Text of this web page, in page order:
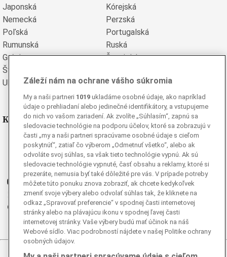
Japonská
Kórejská
Nemecká
Perzská
Poľská
Portugalská
Rumunská
Ruská
Grécka
Španielska
Švédska
Ukrajinská
Vietnamská
Kde nás nájdete
Facebook
Instagram
Ganjing
Youtube
Twitter
Telegram
RSS
Záleží nám na ochrane vášho súkromia
My a naši partneri 1019 ukladáme osobné údaje, ako napríklad
údaje o prehliadaní alebo jedinečné identifikátory, a vstupujeme
do nich vo vašom zariadení. Ak zvolíte „Súhlasím“, zapnú sa
sledovacie technológie na podporu účelov, ktoré sa zobrazujú v
časti „my a naši partneri spracúvame osobné údaje s cieľom
poskytnúť“, zatiaľ čo výberom „Odmetnuť všetko“, alebo ak
odvoláte svoj súhlas, sa však tieto technológie vypnú. Ak sú
sledovacie technológie vypnuté, časť obsahu a reklamy, ktoré si
prezeráte, nemusia byť také dôležité pre vás. V prípade potreby
môžete túto ponuku znova zobraziť, ak chcete kedykoľvek
zmeniť svoje výbery alebo odvolať súhlas tak, že kliknete na
odkaz „Spravovať preferencie“ v spodnej časti internetovej
stránky alebo na plávajúcu ikonu v spodnej ľavej časti
internetovej stránky. Vaše výbery budú mať účinok na náš
Webové sídlo. Viac podrobností nájdete v našej Politike ochrany
osobných údajov.